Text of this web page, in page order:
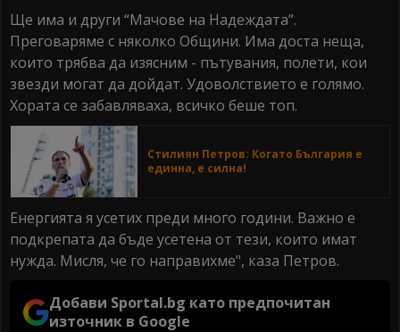
Ще има и други “Мачове на Надеждата”.
Преговаряме с няколко Общини. Има доста неща,
които трябва да изясним - пътувания, полети, кои
звезди могат да дойдат. Удоволствието е голямо.
Хората се забавляваха, всичко беше топ.
Стилиян Петров: Когато България е
единна, е силна!
Енергията я усетих преди много години. Важно е
подкрепата да бъде усетена от тези, които имат
нужда. Мисля, че го направихме", каза Петров.
Добави Sportal.bg като предпочитан
източник в Google